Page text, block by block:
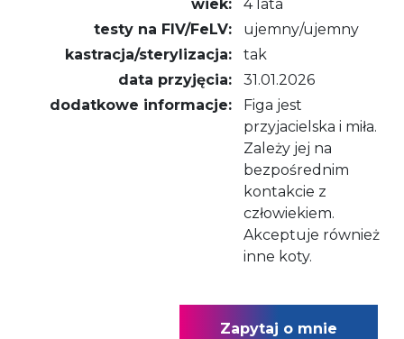
wiek:
4 lata
testy na FIV/FeLV:
ujemny/ujemny
kastracja/sterylizacja:
tak
data przyjęcia:
31.01.2026
dodatkowe informacje:
Figa jest
przyjacielska i miła.
Zależy jej na
bezpośrednim
kontakcie z
człowiekiem.
Akceptuje również
inne koty.
Zapytaj o mnie